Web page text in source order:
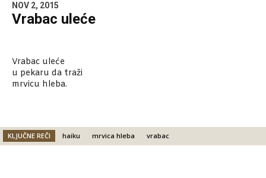
NOV 2, 2015
Vrabac uleće
Vrabac uleće
u pekaru da traži
mrvicu hleba.
KLJUČNE REČI haiku mrvica hleba vrabac